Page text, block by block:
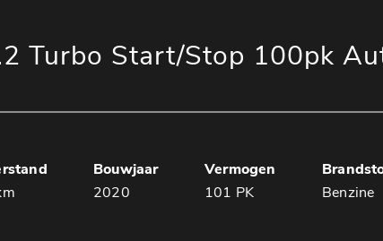
Turbo Start/Stop 100pk
Bouwjaar Vermogen
2020 101 PK Benzine